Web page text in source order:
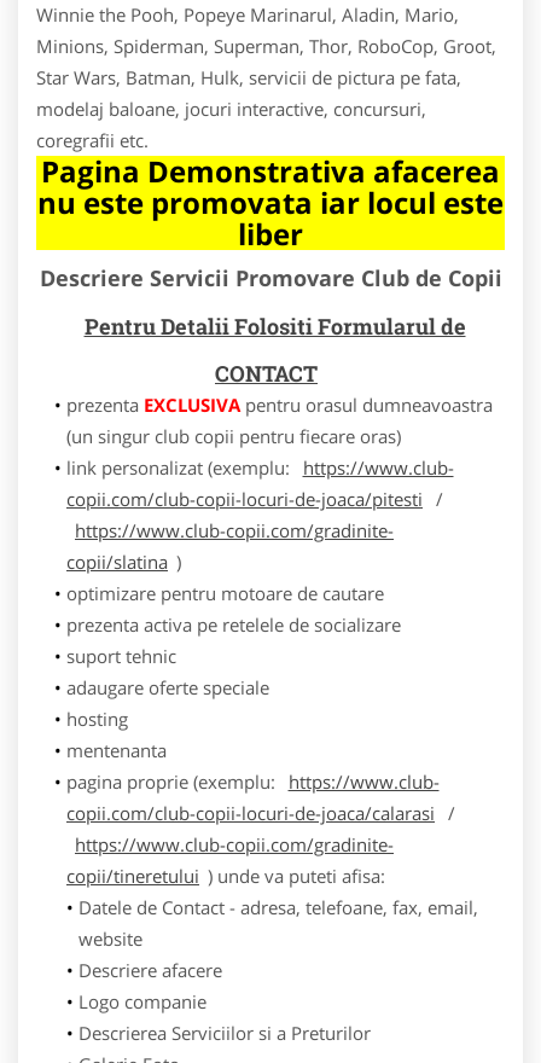
Winnie the Pooh, Popeye Marinarul, Aladin, Mario,
Minions, Spiderman, Superman, Thor, RoboCop, Groot,
Star Wars, Batman, Hulk, servicii de pictura pe fata,
modelaj baloane, jocuri interactive, concursuri,
coregrafii etc.
Pagina Demonstrativa afacerea
nu este promovata iar locul este
liber
Descriere Servicii Promovare Club de Copii
Pentru Detalii Folositi Formularul de
CONTACT
prezenta EXCLUSIVApentru orasul dumneavoastra
(un singur club copii pentru fiecare oras)
link personalizat (exemplu:
https://www.club-
copii.com/club-copii-locuri-de-joaca/pitesti /
https://www.club-copii.com/gradinite-
copii/slatina )
optimizare pentru motoare de cautare
prezenta activa pe retelele de socializare
suport tehnic
adaugare oferte speciale
hosting
mentenanta
pagina proprie (exemplu:
https://www.club-
copii.com/club-copii-locuri-de-joaca/calarasi /
https://www.club-copii.com/gradinite-
copii/tineretului ) unde va puteti afisa:
Datele de Contact - adresa, telefoane, fax, email,
website
Descriere afacere
Logo companie
Descrierea Serviciilor si a Preturilor